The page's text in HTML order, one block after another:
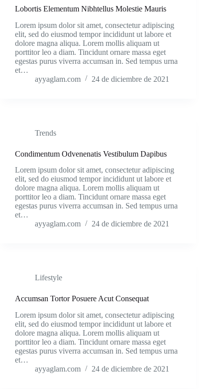
Lobortis Elementum Nibhtellus Molestie Mauris
Lorem ipsum dolor sit amet, consectetur adipiscing
elit, sed do eiusmod tempor incididunt ut labore et
dolore magna aliqua. Lorem mollis aliquam ut
porttitor leo a diam. Tincidunt ornare massa eget
egestas purus viverra accumsan in. Sed tempus urna
et…
ayyaglam.com
24 de diciembre de 2021
Trends
Condimentum Odvenenatis Vestibulum Dapibus
Lorem ipsum dolor sit amet, consectetur adipiscing
elit, sed do eiusmod tempor incididunt ut labore et
dolore magna aliqua. Lorem mollis aliquam ut
porttitor leo a diam. Tincidunt ornare massa eget
egestas purus viverra accumsan in. Sed tempus urna
et…
ayyaglam.com
24 de diciembre de 2021
Lifestyle
Accumsan Tortor Posuere Acut Consequat
Lorem ipsum dolor sit amet, consectetur adipiscing
elit, sed do eiusmod tempor incididunt ut labore et
dolore magna aliqua. Lorem mollis aliquam ut
porttitor leo a diam. Tincidunt ornare massa eget
egestas purus viverra accumsan in. Sed tempus urna
et…
ayyaglam.com
24 de diciembre de 2021